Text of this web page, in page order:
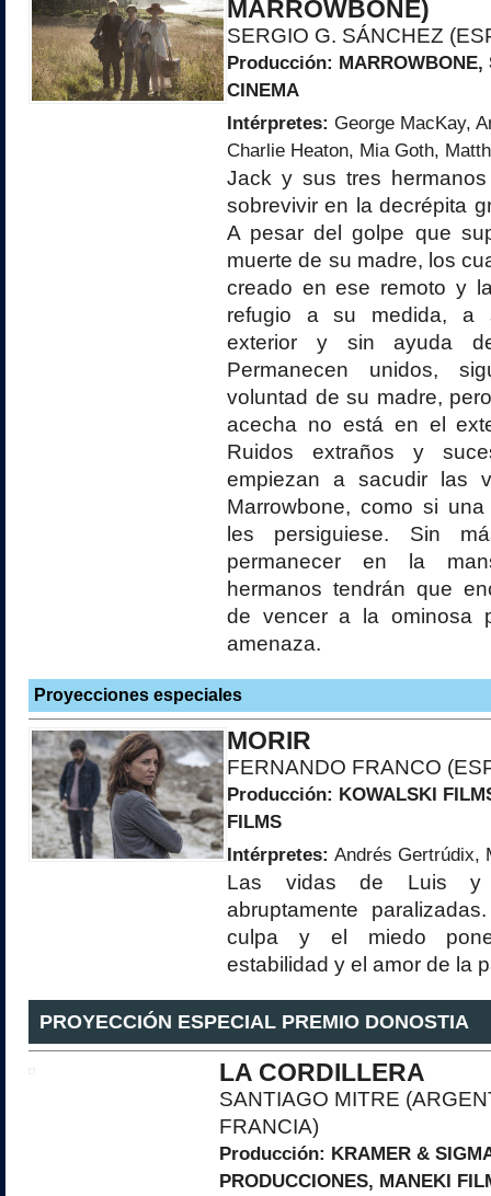
MARROWBONE)
SERGIO G. SÁNCHEZ
Producción: MARROWBONE,
CINEMA
Intérpretes: George MacKay,
Charlie Heaton, Mia Goth,
Jack y sus tres
sobrevivir en la decrépita
A pesar del golpe que
muerte de su madre, los
creado en ese remoto y
refugio a su medida, a
exterior y sin ayuda
Permanecen unidos,
voluntad de su madre,
acecha no está en el
Ruidos extraños y
empiezan a sacudir las
Marrowbone, como si
les persiguiese. Sin
permanecer en la
hermanos tendrán que
de vencer a la ominosa
amenaza.
Proyecciones especiales
MORIR
FERNANDO FRANCO
Producción: KOWALSKI
FILMS
Intérpretes: Andrés Gertrúdix,
Las vidas de Luis y
abruptamente
culpa y el miedo
estabilidad y el amor de la
PROYECCIÓN ESPECIAL PREMIO DONOSTIA
LA CORDILLERA
SANTIAGO MITRE
FRANCIA)
Producción: KRAMER &
PRODUCCIONES, MANEKI